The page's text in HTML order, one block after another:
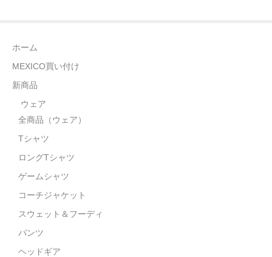
ORIGINAL
STILL 90’s
Brown Pride
全商品（ORIGINAL）
ハニーカムトライプ
天ぷらまめすけ
ホーム
MEXICO買い付け
新商品
ウェア
全商品（ウェア）
Tシャツ
ロングTシャツ
ゲームシャツ
コーチジャケット
スウェット＆フーディ
パンツ
ヘッドギア